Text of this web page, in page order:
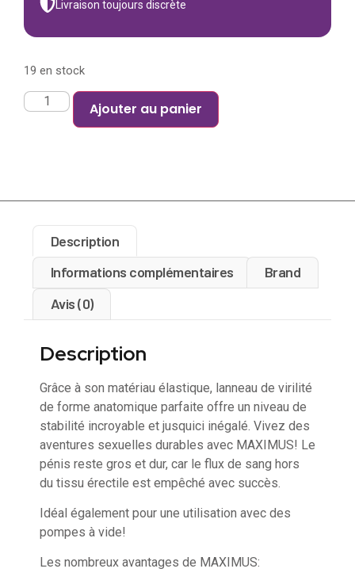
Livraison toujours discrète
19 en stock
Ajouter au panier
Description
Informations complémentaires
Brand
Avis (0)
Description
Grâce à son matériau élastique, lanneau de virilité
de forme anatomique parfaite offre un niveau de
stabilité incroyable et jusquici inégalé. Vivez des
aventures sexuelles durables avec MAXIMUS! Le
pénis reste gros et dur, car le flux de sang hors
du tissu érectile est empêché avec succès.
Idéal également pour une utilisation avec des
pompes à vide!
Les nombreux avantages de MAXIMUS: